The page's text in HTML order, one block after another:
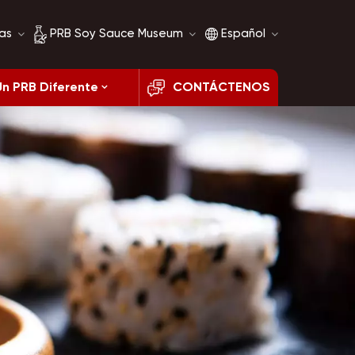
PRB Soy Sauce Museum
Historia de la salsa de
soja
Comparación de salsa
de soja
Español
English
français
العربية
PRB Diferente CONTÁCTENOS